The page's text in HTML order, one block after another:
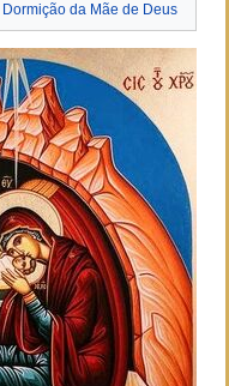
Dormição da Mãe de Deus